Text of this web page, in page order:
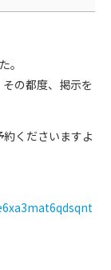
。
の都度、掲示を
くださいますよ